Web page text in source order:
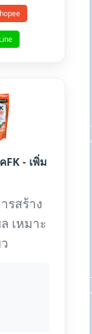
Line
FK - เพิ่ม
รสร้าง
เหมาะ